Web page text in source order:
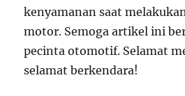
kenyamanan saat
motor. Semoga artikel ini
pecinta otomotif. Selamat
selamat berkendara!